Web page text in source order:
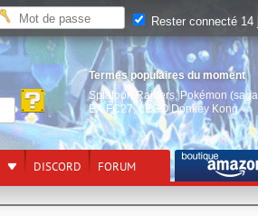
Termes populaires du moment
Splatoon Raiders, Pokémon
EA FC27,LEGO Donkey Kong
DISCORD FORUM
Rester connecté 14